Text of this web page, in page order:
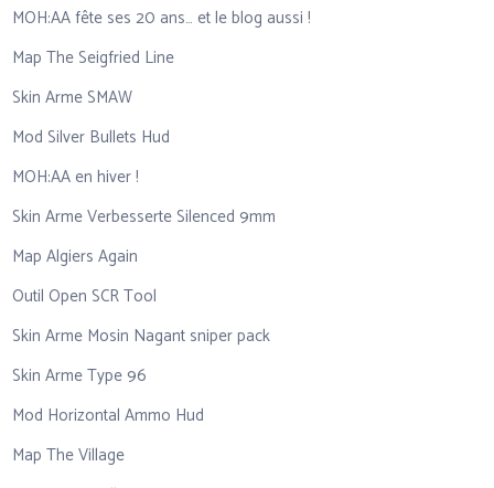
MOH:AA fête ses 20 ans… et le blog aussi !
Map The Seigfried Line
Skin Arme SMAW
Mod Silver Bullets Hud
MOH:AA en hiver !
Skin Arme Verbesserte Silenced 9mm
Map Algiers Again
Outil Open SCR Tool
Skin Arme Mosin Nagant sniper pack
Skin Arme Type 96
Mod Horizontal Ammo Hud
Map The Village